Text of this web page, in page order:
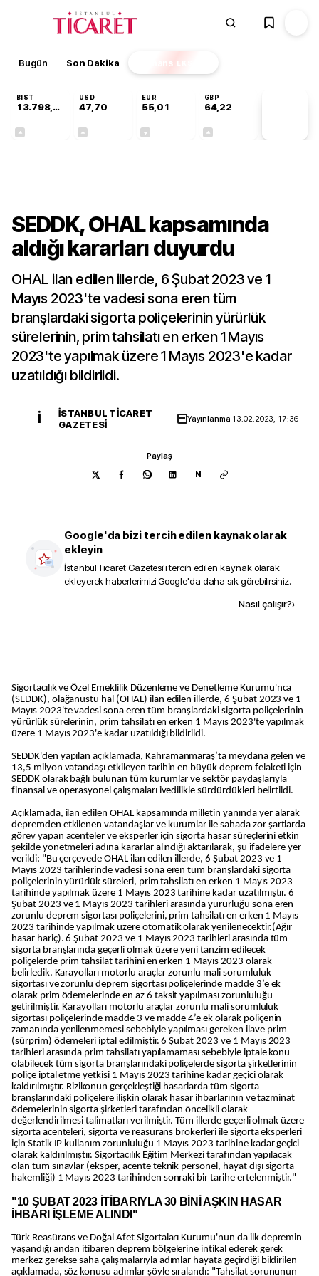
Bugün Son Dakika Finans EKSTRA
BIST
13.798,82
USD
47,70
EUR
55,01
GBP
64,22
SEDDK, OHAL kapsamında
aldığı kararları duyurdu
OHAL ilan edilen illerde, 6 Şubat 2023 ve 1
Mayıs 2023'te vadesi sona eren tüm
branşlardaki sigorta poliçelerinin yürürlük
sürelerinin, prim tahsilatı en erken 1 Mayıs
2023'te yapılmak üzere 1 Mayıs 2023'e kadar
uzatıldığı bildirildi.
İ
İSTANBUL TICARET
GAZETESI
Yayınlanma 13.02.2023, 17:36
Paylaş
N
Google'da bizi tercih edilen kaynak olarak
ekleyin
İstanbul Ticaret Gazetesi'i tercih edilen kaynak olarak
ekleyerek haberlerimizi Google'da daha sık görebilirsiniz.
Nasıl çalışır?›
Sigortacılık ve Özel Emeklilik Düzenleme ve Denetleme Kurumu'nca
(SEDDK), olağanüstü hal (OHAL) ilan edilen illerde, 6 Şubat 2023 ve 1
Mayıs 2023'te vadesi sona eren tüm branşlardaki sigorta poliçelerinin
yürürlük sürelerinin, prim tahsilatı en erken 1 Mayıs 2023'te yapılmak
üzere 1 Mayıs 2023'e kadar uzatıldığı bildirildi.
SEDDK'den yapılan açıklamada, Kahramanmaraş’ta meydana gelen ve
13,5 milyon vatandaşı etkileyen tarihin en büyük deprem felaketi için
SEDDK olarak bağlı bulunan tüm kurumlar ve sektör paydaşlarıyla
finansal ve operasyonel çalışmaları ivedilikle sürdürdükleri belirtildi.
Açıklamada, ilan edilen OHAL kapsamında milletin yanında yer alarak
depremden etkilenen vatandaşlar ve kurumlar ile sahada zor şartlarda
görev yapan acenteler ve eksperler için sigorta hasar süreçlerini etkin
şekilde yönetmeleri adına kararlar alındığı aktarılarak, şu ifadelere yer
verildi: "Bu çerçevede OHAL ilan edilen illerde, 6 Şubat 2023 ve 1
Mayıs 2023 tarihlerinde vadesi sona eren tüm branşlardaki sigorta
poliçelerinin yürürlük süreleri, prim tahsilatı en erken 1 Mayıs 2023
tarihinde yapılmak üzere 1 Mayıs 2023 tarihine kadar uzatılmıştır. 6
Şubat 2023 ve 1 Mayıs 2023 tarihleri arasında yürürlüğü sona eren
zorunlu deprem sigortası poliçelerini, prim tahsilatı en erken 1 Mayıs
2023 tarihinde yapılmak üzere otomatik olarak yenilenecektir.(Ağır
hasar hariç). 6 Şubat 2023 ve 1 Mayıs 2023 tarihleri arasında tüm
sigorta branşlarında geçerli olmak üzere yeni tanzim edilecek
poliçelerde prim tahsilat tarihini en erken 1 Mayıs 2023 olarak
belirledik. Karayolları motorlu araçlar zorunlu mali sorumluluk
sigortası ve zorunlu deprem sigortası poliçelerinde madde 3’e ek
olarak prim ödemelerinde en az 6 taksit yapılması zorunluluğu
getirilmiştir. Karayolları motorlu araçlar zorunlu mali sorumluluk
sigortası poliçelerinde madde 3 ve madde 4’e ek olarak poliçenin
zamanında yenilenmemesi sebebiyle yapılması gereken ilave prim
(sürprim) ödemeleri iptal edilmiştir. 6 Şubat 2023 ve 1 Mayıs 2023
tarihleri arasında prim tahsilatı yapılamaması sebebiyle iptale konu
olabilecek tüm sigorta branşlarındaki poliçelerde sigorta şirketlerinin
poliçe iptal etme yetkisi 1 Mayıs 2023 tarihine kadar geçici olarak
kaldırılmıştır. Rizikonun gerçekleştiği hasarlarda tüm sigorta
branşlarındaki poliçelere ilişkin olarak hasar ihbarlarının ve tazminat
ödemelerinin sigorta şirketleri tarafından öncelikli olarak
değerlendirilmesi talimatları verilmiştir. Tüm illerde geçerli olmak üzere
sigorta acenteleri, sigorta ve reasürans brokerleri ile sigorta eksperleri
için Statik IP kullanım zorunluluğu 1 Mayıs 2023 tarihine kadar geçici
olarak kaldırılmıştır. Sigortacılık Eğitim Merkezi tarafından yapılacak
olan tüm sınavlar (eksper, acente teknik personel, hayat dışı sigorta
hakemliği) 1 Mayıs 2023 tarihinden sonraki bir tarihe ertelenmiştir."
"10 ŞUBAT 2023 İTİBARIYLA 30 BİNİ AŞKIN HASAR
İHBARI İŞLEME ALINDI"
Türk Reasürans ve Doğal Afet Sigortaları Kurumu'nun da ilk depremin
yaşandığı andan itibaren deprem bölgelerine intikal ederek gerek
merkez gerekse saha çalışmalarıyla adımlar hayata geçirdiği bildirilen
açıklamada, söz konusu adımlar şöyle sıralandı: "Tahsilat sorununun